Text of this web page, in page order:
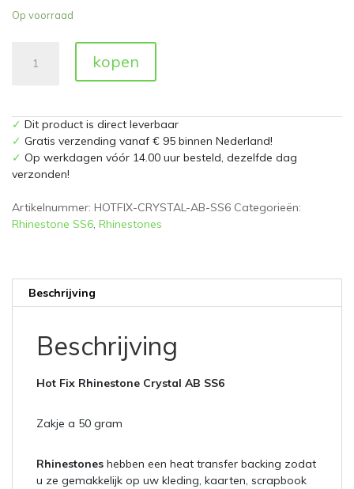
Op voorraad
AB
SS6
Zakje
50
aantal
kopen
✓ Dit product is direct leverbaar
✓ Gratis verzending vanaf € 95 binnen Nederland!
✓ Op werkdagen vóór 14.00 uur besteld, dezelfde dag
verzonden!
Artikelnummer: HOTFIX-CRYSTAL-AB-SS6 Categorieën:
Rhinestone SS6, Rhinestones
Beschrijving
Beschrijving
Hot Fix Rhinestone Crystal AB SS6
Zakje a 50 gram
Rhinestones hebben een heat transfer backing zodat
u ze gemakkelijk op uw kleding, kaarten, scrapbook